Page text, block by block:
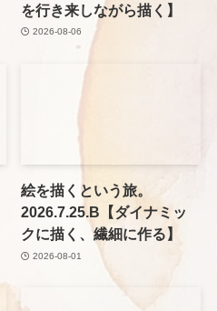
を行き来しながら描く】
2026-08-06
絵を描くという旅。
2026.7.25.B【ダイナミッ
クに描く、繊細に作る】
2026-08-01